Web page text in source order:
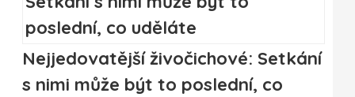
Nejjedovatější živočichové: Setkání
s nimi může být to poslední, co